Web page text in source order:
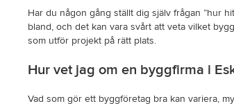
Har du någon gång ställt dig själv frågan ”hur
bland, och det kan vara svårt att veta vilket
som utför projekt på rätt plats.
Hur vet jag om en byggfirma i
Vad som gör ett byggföretag bra kan variera,